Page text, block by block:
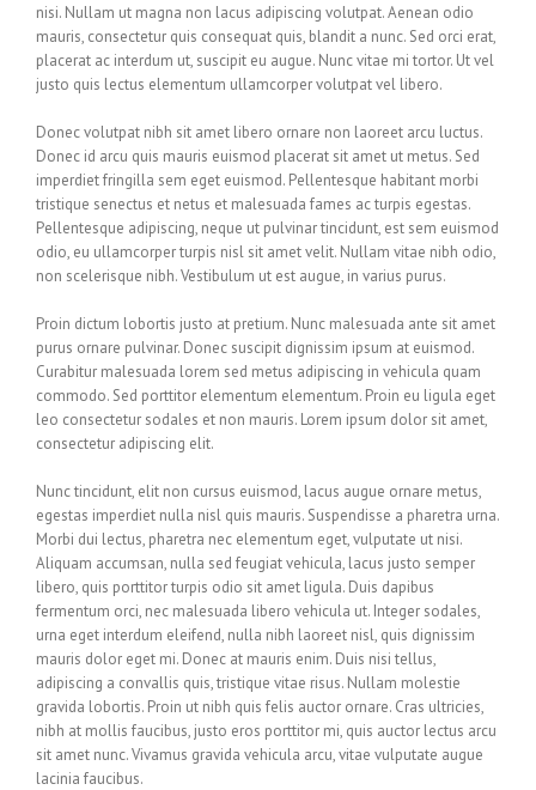
nisi. Nullam ut magna non lacus adipiscing volutpat. Aenean odio
mauris, consectetur quis consequat quis, blandit a nunc. Sed orci erat,
placerat ac interdum ut, suscipit eu augue. Nunc vitae mi tortor. Ut vel
justo quis lectus elementum ullamcorper volutpat vel libero.
Donec volutpat nibh sit amet libero ornare non laoreet arcu luctus.
Donec id arcu quis mauris euismod placerat sit amet ut metus. Sed
imperdiet fringilla sem eget euismod. Pellentesque habitant morbi
tristique senectus et netus et malesuada fames ac turpis egestas.
Pellentesque adipiscing, neque ut pulvinar tincidunt, est sem euismod
odio, eu ullamcorper turpis nisl sit amet velit. Nullam vitae nibh odio,
non scelerisque nibh. Vestibulum ut est augue, in varius purus.
Proin dictum lobortis justo at pretium. Nunc malesuada ante sit amet
purus ornare pulvinar. Donec suscipit dignissim ipsum at euismod.
Curabitur malesuada lorem sed metus adipiscing in vehicula quam
commodo. Sed porttitor elementum elementum. Proin eu ligula eget
leo consectetur sodales et non mauris. Lorem ipsum dolor sit amet,
consectetur adipiscing elit.
Nunc tincidunt, elit non cursus euismod, lacus augue ornare metus,
egestas imperdiet nulla nisl quis mauris. Suspendisse a pharetra urna.
Morbi dui lectus, pharetra nec elementum eget, vulputate ut nisi.
Aliquam accumsan, nulla sed feugiat vehicula, lacus justo semper
libero, quis porttitor turpis odio sit amet ligula. Duis dapibus
fermentum orci, nec malesuada libero vehicula ut. Integer sodales,
urna eget interdum eleifend, nulla nibh laoreet nisl, quis dignissim
mauris dolor eget mi. Donec at mauris enim. Duis nisi tellus,
adipiscing a convallis quis, tristique vitae risus. Nullam molestie
gravida lobortis. Proin ut nibh quis felis auctor ornare. Cras ultricies,
nibh at mollis faucibus, justo eros porttitor mi, quis auctor lectus arcu
sit amet nunc. Vivamus gravida vehicula arcu, vitae vulputate augue
lacinia faucibus.